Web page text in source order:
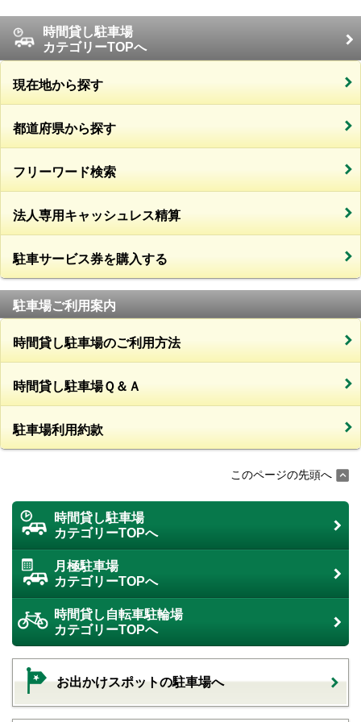
時間貸し駐車場
カテゴリーTOPへ
現在地から探す
都道府県から探す
フリーワード検索
法人専用キャッシュレス精算
駐車サービス券を購入する
駐車場ご利用案内
時間貸し駐車場のご利用方法
時間貸し駐車場Ｑ＆Ａ
駐車場利用約款
このページの先頭へ
時間貸し駐車場
カテゴリーTOPへ
月極駐車場
カテゴリーTOPへ
時間貸し自転車駐輪場
カテゴリーTOPへ
お出かけスポットの駐車場へ